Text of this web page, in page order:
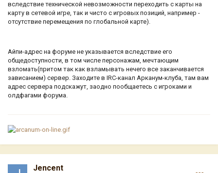
вследствие технической невозможности переходить с карты на
карту в сетевой игре, так и чисто с игровых позиций, например -
отсутствие перемещения по глобальной карте).
Айпи-адрес на форуме не указывается вследствие его
общедоступности, в том числе персонажам, мечтающим
взломать(притом так как взламывать нечего все заканчивается
зависанием) сервер. Заходите в IRC-канал Арканум-клуба, там вам
адрес сервера подскажут, заодно пообщаетесь с игроками и
олдфагами форума.
Jencent